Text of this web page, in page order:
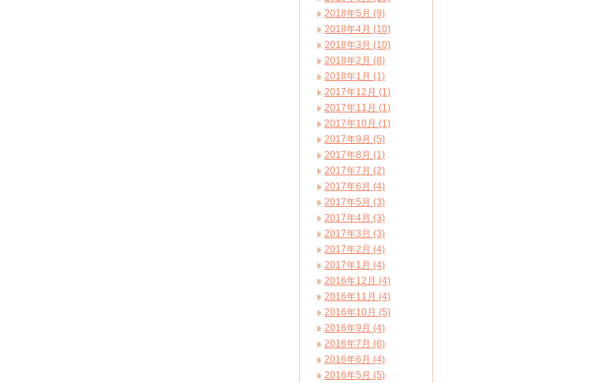
2018年5月 (9)
2018年4月 (10)
2018年3月 (10)
2018年2月 (8)
2018年1月 (1)
2017年12月 (1)
2017年11月 (1)
2017年10月 (1)
2017年9月 (5)
2017年8月 (1)
2017年7月 (2)
2017年6月 (4)
2017年5月 (3)
2017年4月 (3)
2017年3月 (3)
2017年2月 (4)
2017年1月 (4)
2016年12月 (4)
2016年11月 (4)
2016年10月 (5)
2016年9月 (4)
2016年7月 (6)
2016年6月 (4)
2016年5月 (5)